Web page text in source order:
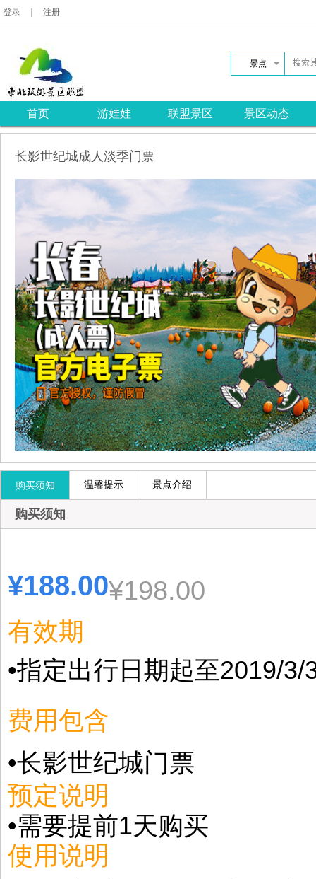
登录 注册
景点
首页 游娃娃 联盟景区 景区动态
长影世纪城成人淡季门票
购买须知 温馨提示 景点介绍
购买须知
¥188.00¥198.00
有效期
•指定出行日期起至2019/3/
费用包含
•长影世纪城门票
预定说明
•需要提前1天购买
使用说明